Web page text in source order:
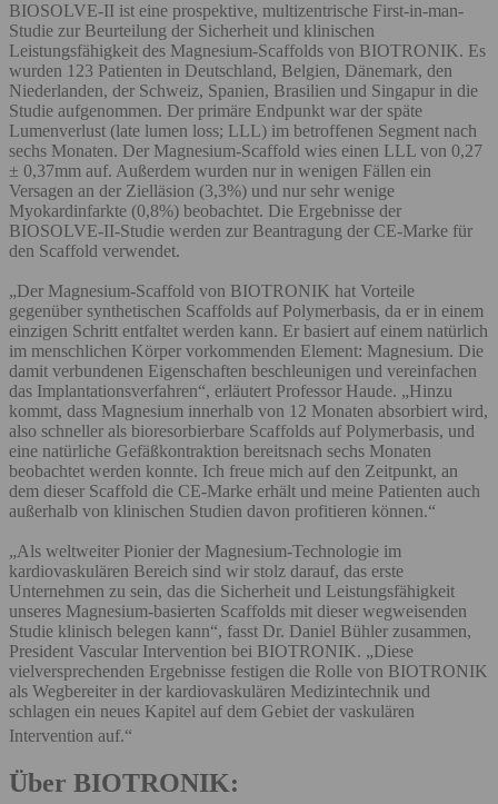
BIOSOLVE-II ist eine prospektive, multizentrische First-in-man-
Studie zur Beurteilung der Sicherheit und klinischen
Leistungsfähigkeit des Magnesium-Scaffolds von BIOTRONIK. Es
wurden 123 Patienten in Deutschland, Belgien, Dänemark, den
Niederlanden, der Schweiz, Spanien, Brasilien und Singapur in die
Studie aufgenommen. Der primäre Endpunkt war der späte
Lumenverlust (late lumen loss; LLL) im betroffenen Segment nach
sechs Monaten. Der Magnesium-Scaffold wies einen LLL von 0,27
± 0,37mm auf. Außerdem wurden nur in wenigen Fällen ein
Versagen an der Zielläsion (3,3%) und nur sehr wenige
Myokardinfarkte (0,8%) beobachtet. Die Ergebnisse der
BIOSOLVE-II-Studie werden zur Beantragung der CE-Marke für
den Scaffold verwendet.
„Der Magnesium-Scaffold von BIOTRONIK hat Vorteile
gegenüber synthetischen Scaffolds auf Polymerbasis, da er in einem
einzigen Schritt entfaltet werden kann. Er basiert auf einem natürlich
im menschlichen Körper vorkommenden Element: Magnesium. Die
damit verbundenen Eigenschaften beschleunigen und vereinfachen
das Implantationsverfahren“, erläutert Professor Haude. „Hinzu
kommt, dass Magnesium innerhalb von 12 Monaten absorbiert wird,
also schneller als bioresorbierbare Scaffolds auf Polymerbasis, und
eine natürliche Gefäßkontraktion bereitsnach sechs Monaten
beobachtet werden konnte. Ich freue mich auf den Zeitpunkt, an
dem dieser Scaffold die CE-Marke erhält und meine Patienten auch
außerhalb von klinischen Studien davon profitieren können.“
„Als weltweiter Pionier der Magnesium-Technologie im
kardiovaskulären Bereich sind wir stolz darauf, das erste
Unternehmen zu sein, das die Sicherheit und Leistungsfähigkeit
unseres Magnesium-basierten Scaffolds mit dieser wegweisenden
Studie klinisch belegen kann“, fasst Dr. Daniel Bühler zusammen,
President Vascular Intervention bei BIOTRONIK. „Diese
vielversprechenden Ergebnisse festigen die Rolle von BIOTRONIK
als Wegbereiter in der kardiovaskulären Medizintechnik und
schlagen ein neues Kapitel auf dem Gebiet der vaskulären
Intervention auf.“
Über BIOTRONIK: